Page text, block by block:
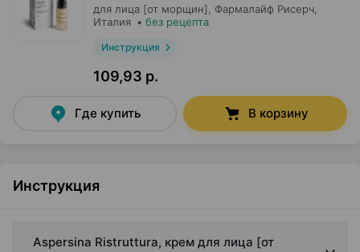
для лица [от морщин], Фармалайф Рисерч
Италия • без рецепта
Инструкция
109,93 р.
Где купить В корзину
Инструкция
Aspersina Ristruttura, крем для лица [от